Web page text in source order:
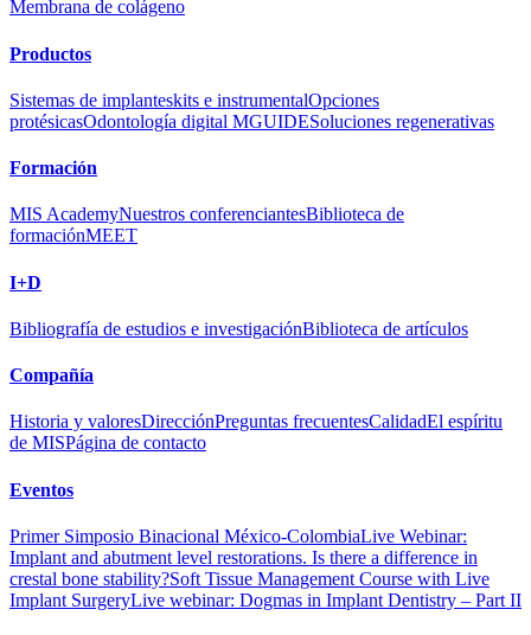
Membrana de colágeno
Productos
Sistemas de implanteskits e instrumentalOpciones
protésicasOdontología digital MGUIDESoluciones regenerativas
Formación
MIS AcademyNuestros conferenciantesBiblioteca de
formaciónMEET
I+D
Bibliografía de estudios e investigaciónBiblioteca de artículos
Compañía
Historia y valoresDirecciónPreguntas frecuentesCalidadEl espíritu
de MISPágina de contacto
Eventos
Primer Simposio Binacional México-ColombiaLive Webinar:
Implant and abutment level restorations. Is there a difference in
crestal bone stability?Soft Tissue Management Course with Live
Implant SurgeryLive webinar: Dogmas in Implant Dentistry – Part II